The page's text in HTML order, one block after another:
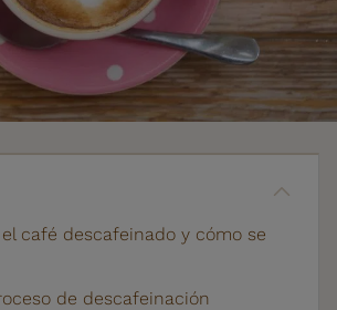
el café descafeinado y cómo se
de descafeinación